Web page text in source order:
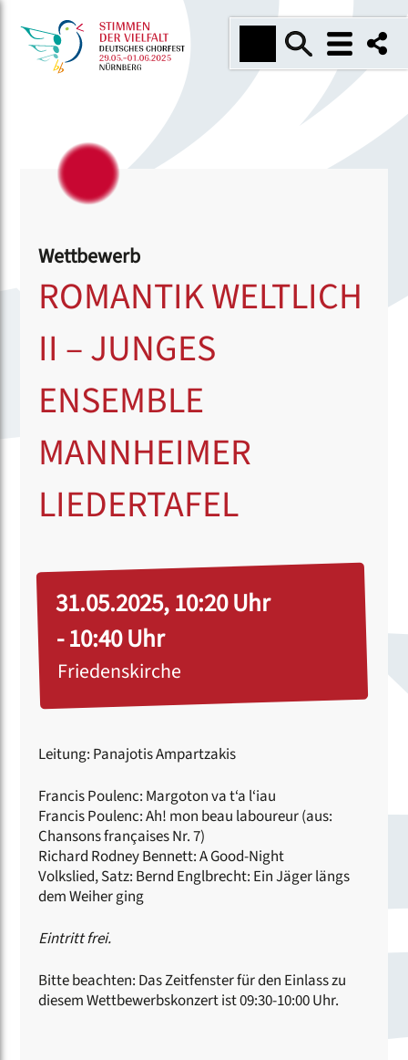
Wettbewerb
ROMANTIK WELTLICH
II – JUNGES
ENSEMBLE
MANNHEIMER
LIEDERTAFEL
31.05.2025, 10:20 Uhr
- 10:40 Uhr
Friedenskirche
Leitung: Panajotis Ampartzakis
Francis Poulenc: Margoton va t‘a l‘iau
Francis Poulenc: Ah! mon beau laboureur (aus:
Chansons françaises Nr. 7)
Richard Rodney Bennett: A Good-Night
Volkslied, Satz: Bernd Englbrecht: Ein Jäger längs
dem Weiher ging
Eintritt frei.
Bitte beachten: Das Zeitfenster für den Einlass zu
diesem Wettbewerbskonzert ist 09:30-10:00 Uhr.